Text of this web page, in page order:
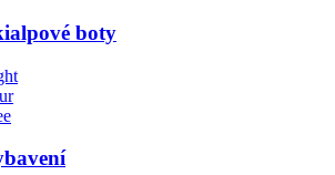
boty